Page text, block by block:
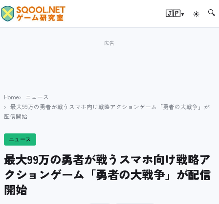
🇯🇵▾ ☀ 🔍
Home
ニュース
最大99万の勇者が戦うスマホ向け戦略アクションゲーム「勇者の大戦争」が
配信開始
ニュース
最大99万の勇者が戦うスマホ向け戦略ア
クションゲーム「勇者の大戦争」が配信
開始